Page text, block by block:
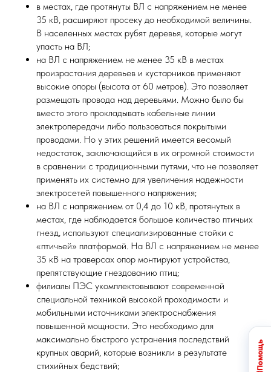
в местах, где протянуты ВЛ с напряжением не менее
35 кВ, расширяют просеку до необходимой величины.
В населенных местах рубят деревья, которые могут
упасть на ВЛ;
на ВЛ с напряжением не менее 35 кВ в местах
произрастания деревьев и кустарников применяют
высокие опоры (высота от 60 метров). Это позволяет
размещать провода над деревьями. Можно было бы
вместо этого прокладывать кабельные линии
электропередачи либо пользоваться покрытыми
проводами. Но у этих решений имеется весомый
недостаток, заключающийся в их огромной стоимости
в сравнении с традиционными путями, что не позволяет
применять их системно для увеличения надежности
электросетей повышенного напряжения;
на ВЛ с напряжением от 0,4 до 10 кВ, протянутых в
местах, где наблюдается большое количество птичьих
гнезд, используют специализированные стойки с
«птичьей» платформой. На ВЛ с напряжением не менее
35 кВ на траверсах опор монтируют устройства,
препятствующие гнездованию птиц;
филиалы ПЭС укомплектовывают современной
специальной техникой высокой проходимости и
мобильными источниками электроснабжения
повышенной мощности. Это необходимо для
максимально быстрого устранения последствий
крупных аварий, которые возникли в результате
стихийных бедствий;